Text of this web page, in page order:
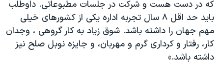
که در دست هست و شرکت در جلسات مطبوعاتی. داوطلب
باید حد اقل ۸ سال تجربه اداره یکی از کشورهای خیلی
مهم جهان را داشته باشد. شوق زیاد به کار گروهی ، وجدان
کار، رفتار و کرداری گرم و مهربان، و جایزه نوبل صلح نیز
داشته باشد.»